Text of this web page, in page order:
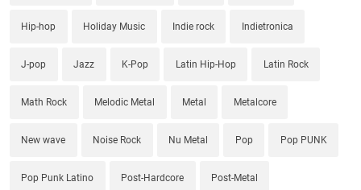
Hip-hop Holiday Music Indie rock Indietronica
J-pop Jazz K-Pop Latin Hip-Hop Latin Rock
Math Rock Melodic Metal Metal Metalcore
New wave Noise Rock Nu Metal Pop Pop PUNK
Pop Punk Latino Post-Hardcore Post-Metal